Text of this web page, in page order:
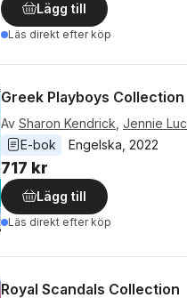
Lägg till
Läs direkt efter köp
Greek Playboys Collection
Av Sharon Kendrick Jennie
E-bok
Engelska 2022
717 kr
Lägg till
Läs direkt efter köp
Royal Scandals Collection